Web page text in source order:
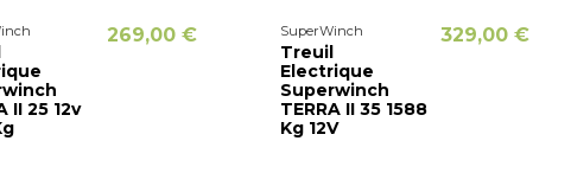
II 25 12v
269,00 € SuperWinch
Treuil
Electrique
Superwinch
TERRA II 35 1588
Kg 12V
329,00 €